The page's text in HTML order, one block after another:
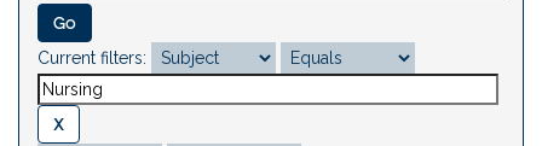
Current filters: